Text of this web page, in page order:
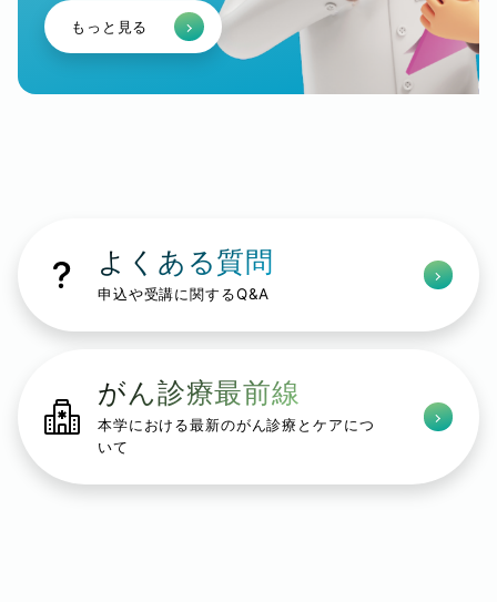
もっと見る
よくある質問
申込や受講に関するQ&A
がん診療最前線
本学における最新のがん診療とケアにつ
いて